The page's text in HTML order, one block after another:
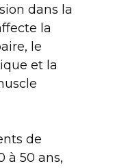
dans la
la
le
et la
de
à 50 ans,